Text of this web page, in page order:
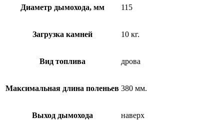
Диаметр дымохода, мм 115
Загрузка камней 10 кг.
Вид топлива дрова
Максимальная длина поленьев 380 мм.
Выход дымохода наверх